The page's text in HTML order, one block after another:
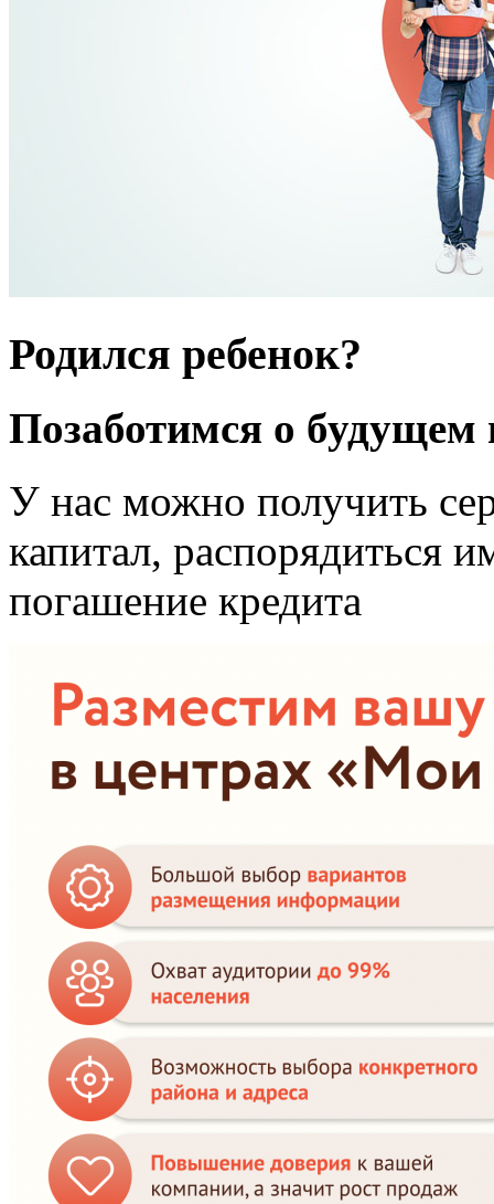
Родился ребенок?
Позаботимся о будущем
У нас можно получить
капитал, распорядиться
погашение кредита